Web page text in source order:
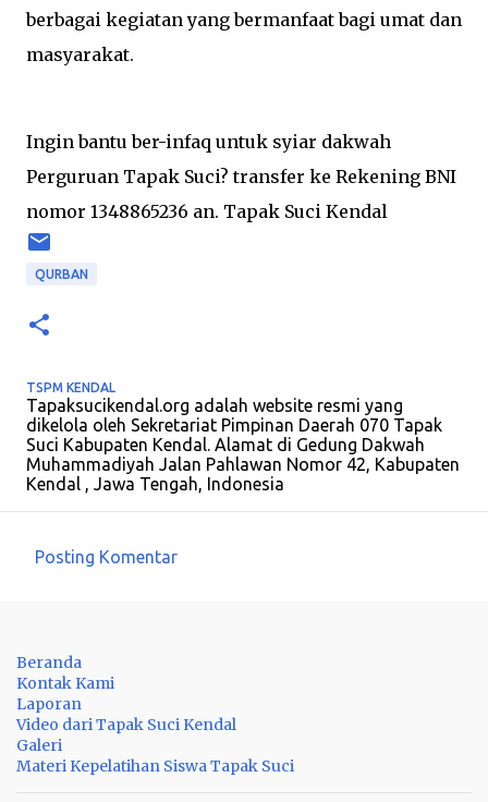
berbagai kegiatan yang bermanfaat bagi umat dan
masyarakat.
Ingin bantu ber-infaq untuk syiar dakwah
Perguruan Tapak Suci? transfer ke Rekening BNI
nomor 1348865236 an. Tapak Suci Kendal
QURBAN
TSPM KENDAL
Tapaksucikendal.org adalah website resmi yang
dikelola oleh Sekretariat Pimpinan Daerah 070 Tapak
Suci Kabupaten Kendal. Alamat di Gedung Dakwah
Muhammadiyah Jalan Pahlawan Nomor 42, Kabupaten
Kendal , Jawa Tengah, Indonesia
e
n
t
a
Posting Komentar
Beranda
Kontak Kami
Laporan
Video dari Tapak Suci Kendal
Galeri
Materi Kepelatihan Siswa Tapak Suci